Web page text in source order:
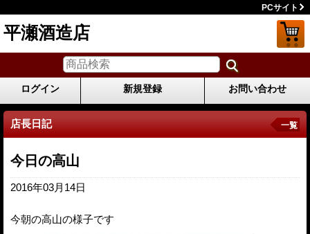
PCサイト
平瀬酒造店
ログイン 新規登録 お問い合わせ
店長日記 一覧
今日の高山
2016年03月14日
今朝の高山の様子です